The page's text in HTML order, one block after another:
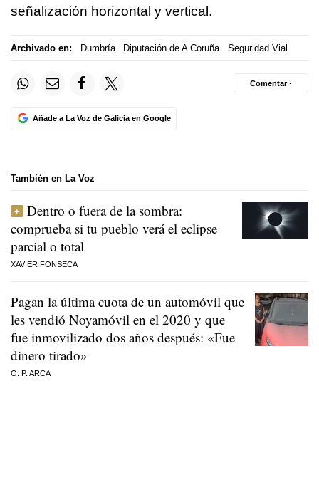
señalización horizontal y vertical.
Archivado en: Dumbría Diputación de A Coruña Seguridad Vial
Añade a La Voz de Galicia en Google
Comentar ·
También en La Voz
Dentro o fuera de la sombra:
comprueba si tu pueblo verá el eclipse
parcial o total
XAVIER FONSECA
Pagan la última cuota de un automóvil que
les vendió Noyamóvil en el 2020 y que
fue inmovilizado dos años después: «Fue
dinero tirado»
O. P. ARCA